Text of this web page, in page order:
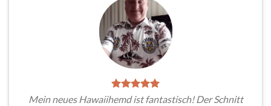
Mein neues Hawaiihemd ist fantastisch! Der Schnitt